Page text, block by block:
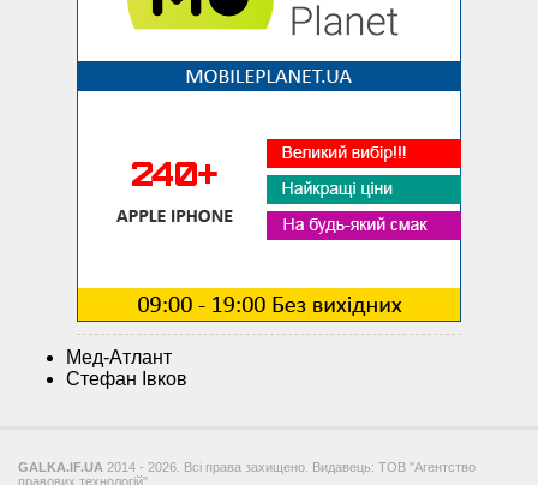
Мед-Атлант
Стефан Івков
GALKA.IF.UA 2014 - 2026. Всі права захищено. Видавець: ТОВ "Агентство
правових технологій".